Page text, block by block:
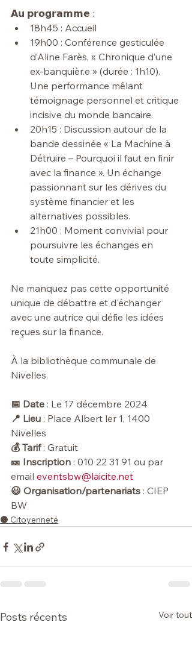
𝗔𝘂 𝗽𝗿𝗼𝗴𝗿𝗮𝗺𝗺𝗲 :
18h45 : Accueil
19h00 : Conférence gesticulée
d’Aline Farès, « Chronique d’une
ex-banquièr.e » (durée : 1h10).
Une performance mêlant
témoignage personnel et critique
incisive du monde bancaire.
20h15 : Discussion autour de la
bande dessinée « La Machine à
Détruire – Pourquoi il faut en finir
avec la finance ». Un échange
passionnant sur les dérives du
système financier et les
alternatives possibles.
21h00 : Moment convivial pour
poursuivre les échanges en
toute simplicité.
Ne manquez pas cette opportunité
unique de débattre et d'échanger
avec une autrice qui défie les idées
reçues sur la finance.
À la bibliothèque communale de
Nivelles.
📅 Date : Le 17 décembre 2024
📍 Lieu : Place Albert ler 1, 1400
Nivelles
💰 Tarif : Gratuit
🎫 Inscription : 010 22 31 91 ou par
email eventsbw@laicite.net
😃 Organisation/partenariats : CIEP
BW
⚫️ Citoyenneté
Posts récents Voir tout